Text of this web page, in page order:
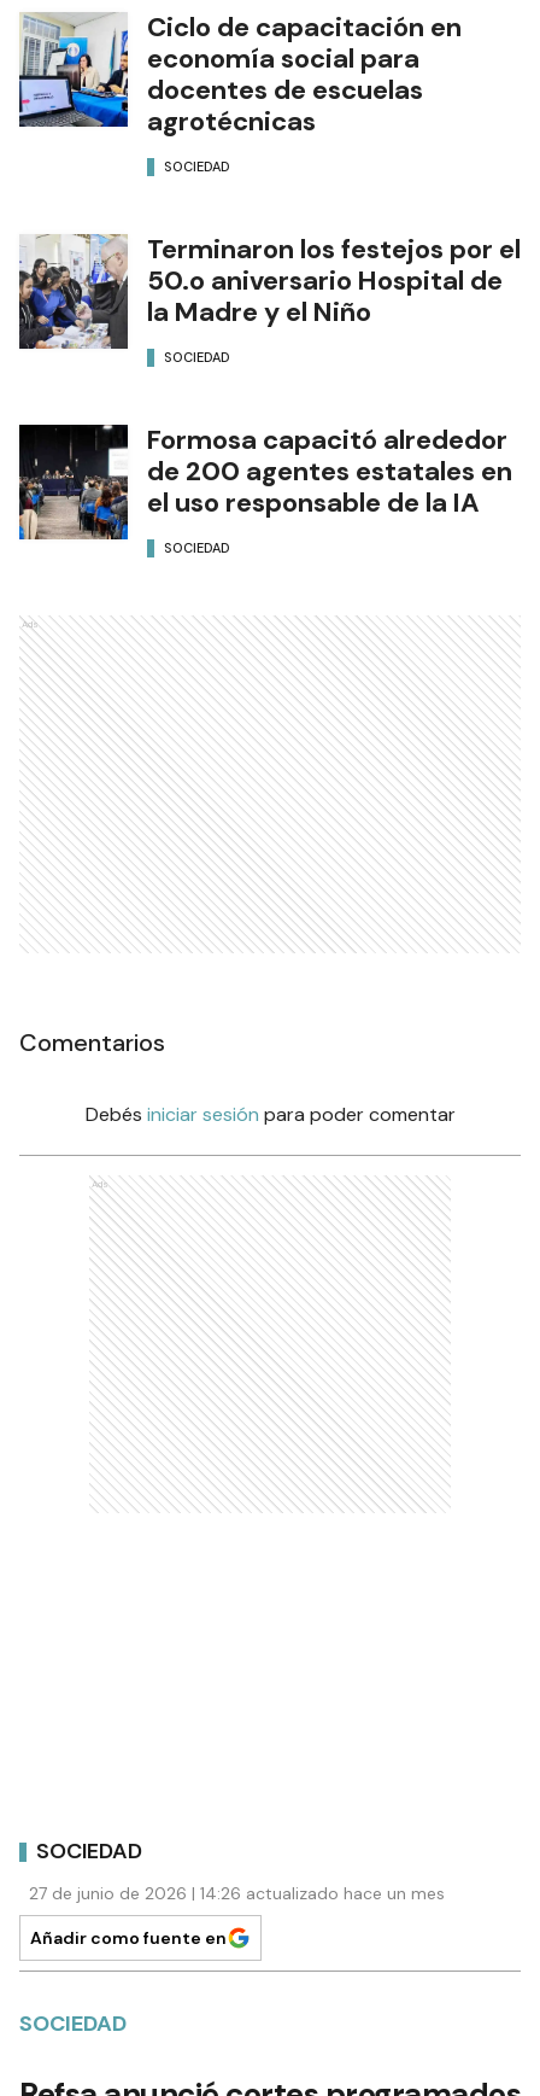
SOCIEDAD
Ciclo de capacitación en
economía social para
docentes de escuelas
SOCIEDAD
Terminaron los festejos por el
50.o aniversario Hospital de
SOCIEDAD
Formosa capacitó alrededor
de 200 agentes estatales en
SOCIEDAD
Ads
Debés iniciar sesiónpara poder comentar
Ads
SOCIEDAD
Añadir como fuente en